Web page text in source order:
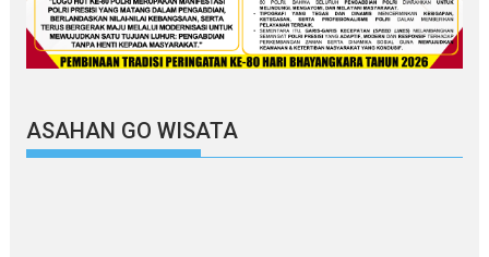
ASAHAN GO WISATA